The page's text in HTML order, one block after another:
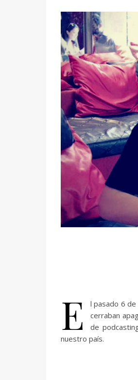
E
l pasado 6 de
cerraban
de
nuestro país.